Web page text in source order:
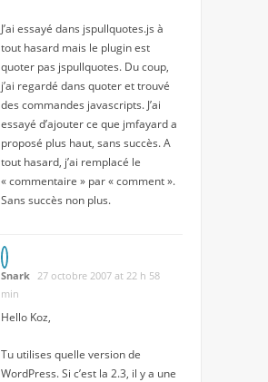
J’ai essayé dans jspullquotes.js à
tout hasard mais le plugin est
quoter pas jspullquotes. Du coup,
j’ai regardé dans quoter et trouvé
des commandes javascripts. J’ai
essayé d’ajouter ce que jmfayard a
proposé plus haut, sans succès. A
tout hasard, j’ai remplacé le
« commentaire » par « comment ».
Sans succès non plus.
Snark 27 octobre 2007 at 22 h 58
min
Hello Koz,
Tu utilises quelle version de
WordPress. Si c’est la 2.3, il y a une